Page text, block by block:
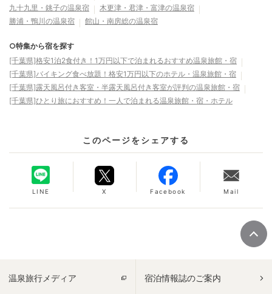
九十九里・銚子の温泉宿
木更津・君津・富津の温泉宿
勝浦・鴨川の温泉宿
館山・南房総の温泉宿
○特集から宿を探す
[千葉県]格安1泊2食付き！1万円以下で泊まれるおすすめ温泉旅館・宿
[千葉県]バイキング食べ放題！格安1万円以下のホテル・温泉旅館・宿
[千葉県]露天風呂付き客室・半露天風呂付き客室が評判の温泉旅館・宿
[千葉県]ひとり旅におすすめ！一人で泊まれる温泉旅館・宿・ホテル
このページをシェアする
LINE X Facebook Mail
温泉旅行メディア 宿泊情報誌のご案内